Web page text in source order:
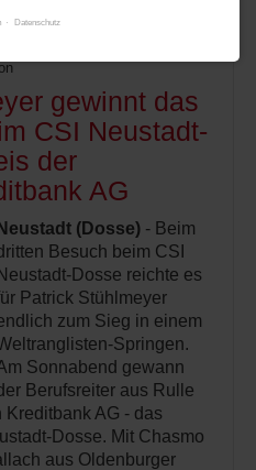
gewinnt das
CSI Neustadt-
der
AG
Neustadt (Dosse) - Beim
Besuch beim CSI
Neustadt-Dosse reichte es
Patrick Stühlmeyer
zum Sieg in einem
Springen.
Sonnabend gewann
Berufsreiter aus Rulle
AG - das
Dosse. Mit Chasmo
aus Oldenburger
Datenschutz